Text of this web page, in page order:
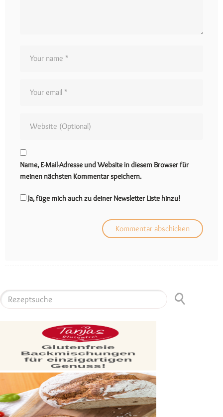
Name, E-Mail-Adresse und Website in diesem Browser für
meinen nächsten Kommentar speichern.
Ja, füge mich auch zu deiner Newsletter Liste hinzu!